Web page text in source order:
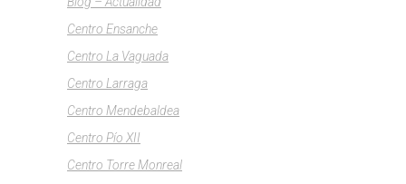
Centro Ensanche
Centro La Vaguada
Centro Larraga
Centro Mendebaldea
Centro Pío XII
Centro Torre Monreal